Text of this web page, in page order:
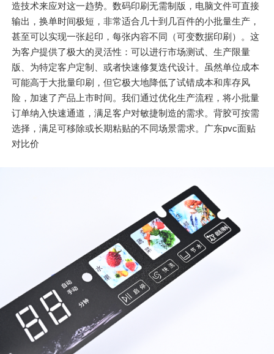
造技术来应对这一趋势。数码印刷无需制版，电脑文件可直接
输出，换单时间极短，非常适合几十到几百件的小批量生产，
甚至可以实现一张起印，每张内容不同（可变数据印刷）。这
为客户提供了极大的灵活性：可以进行市场测试、生产限量
版、为特定客户定制、或者快速修复迭代设计。虽然单位成本
可能高于大批量印刷，但它极大地降低了试错成本和库存风
险，加速了产品上市时间。我们通过优化生产流程，将小批量
订单纳入快速通道，满足客户对敏捷制造的需求。背胶可按需
选择，满足可移除或长期粘贴的不同场景需求。广东pvc面贴
对比价